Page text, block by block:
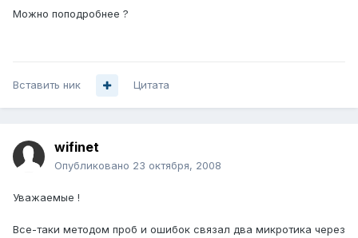
Можно поподробнее ?
Вставить ник Цитата
wifinet
Опубликовано 23 октября, 2008
Уважаемые !
Все-таки методом проб и ошибок связал два микротика через